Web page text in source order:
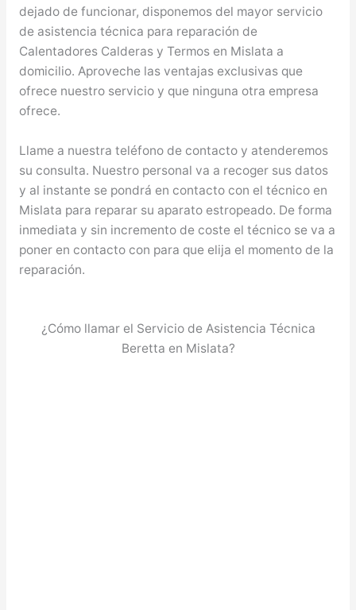
dejado de funcionar, disponemos del mayor servicio
de asistencia técnica para reparación de
Calentadores Calderas y Termos en Mislata a
domicilio. Aproveche las ventajas exclusivas que
ofrece nuestro servicio y que ninguna otra empresa
ofrece.
Llame a nuestra teléfono de contacto y atenderemos
su consulta. Nuestro personal va a recoger sus datos
y al instante se pondrá en contacto con el técnico en
Mislata para reparar su aparato estropeado. De forma
inmediata y sin incremento de coste el técnico se va a
poner en contacto con para que elija el momento de la
reparación.
¿Cómo llamar el Servicio de Asistencia Técnica
Beretta en Mislata?